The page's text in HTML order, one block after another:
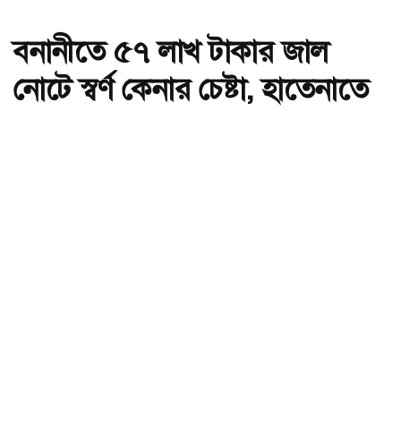
বনানীতে ৫৭ লাখ টাকার জাল
নোটে স্বর্ণ কেনার চেষ্টা, হাতেনাতে